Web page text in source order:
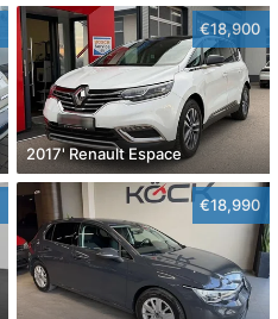
€18,900
2017' Renault Espace
€18,990